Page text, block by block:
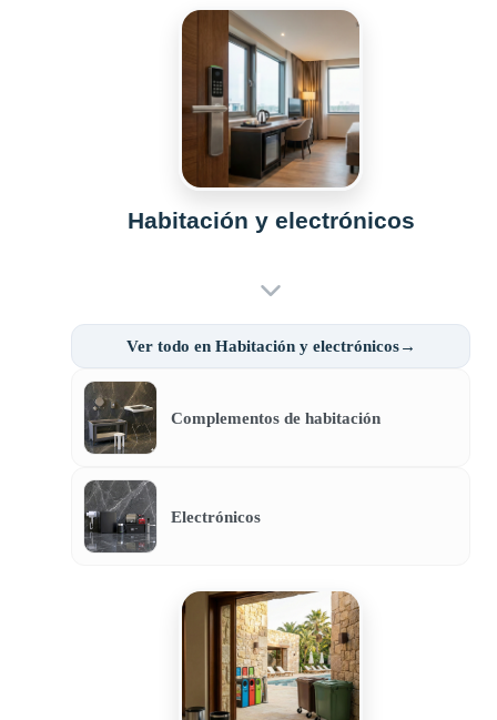
Habitación y electrónicos
Ver todo en Habitación y electrónicos→
Complementos de habitación
Electrónicos